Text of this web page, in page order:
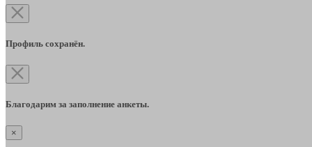
Профиль сохранён.
Благодарим за заполнение анкеты.
×